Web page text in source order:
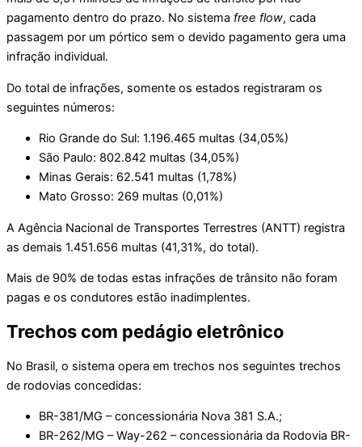
pagamento dentro do prazo. No sistema free flow, cada
passagem por um pórtico sem o devido pagamento gera uma
infração individual.
Do total de infrações, somente os estados registraram os
seguintes números:
Rio Grande do Sul: 1.196.465 multas (34,05%)
São Paulo: 802.842 multas (34,05%)
Minas Gerais: 62.541 multas (1,78%)
Mato Grosso: 269 multas (0,01%)
A Agência Nacional de Transportes Terrestres (ANTT) registra
as demais 1.451.656 multas (41,31%, do total).
Mais de 90% de todas estas infrações de trânsito não foram
pagas e os condutores estão inadimplentes.
Trechos com pedágio eletrônico
No Brasil, o sistema opera em trechos nos seguintes trechos
de rodovias concedidas:
BR-381/MG – concessionária Nova 381 S.A.;
BR-262/MG – Way-262 – concessionária da Rodovia BR-